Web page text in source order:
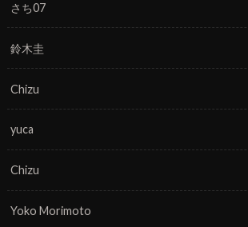
さち07
鈴木圭
Chizu
yuca
Chizu
Yoko Morimoto